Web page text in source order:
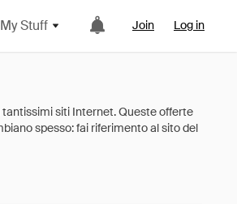
My Stuff Join Log in